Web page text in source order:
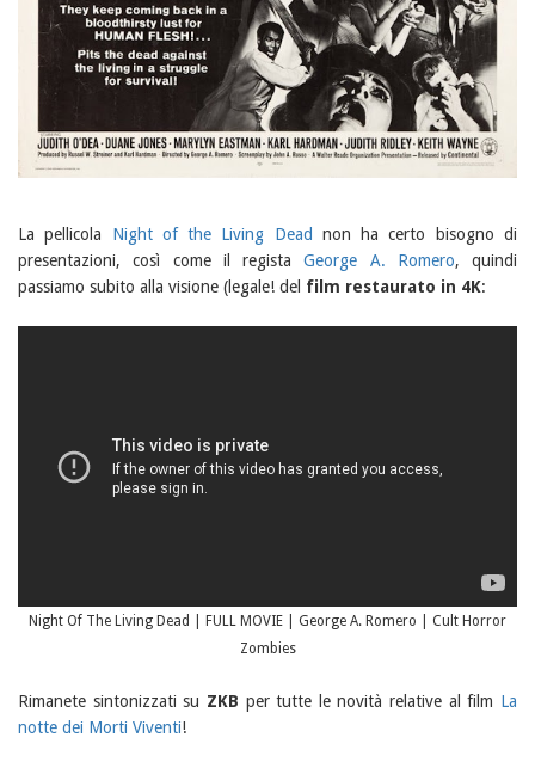
La pellicola Night of the Living Dead
non ha certo bisogno di
presentazioni, così come il registaGeorge A. Romero, quindi
passiamo subito alla visione (legale! del film restaurato in 4K:
Night Of The Living Dead | FULL MOVIE | George A. Romero | Cult Horror
Zombies
Rimanete sintonizzati su ZKB per tutte le novità relative al film La
notte dei Morti Viventi!